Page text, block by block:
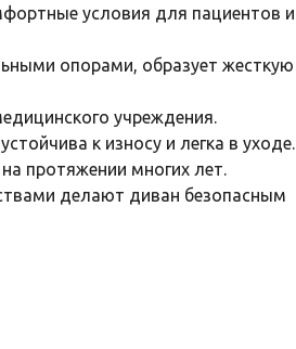
условия для пациентов и
опорами, образует жесткую
учреждения.
к износу и легка в уходе.
протяжении многих лет.
делают диван безопасным